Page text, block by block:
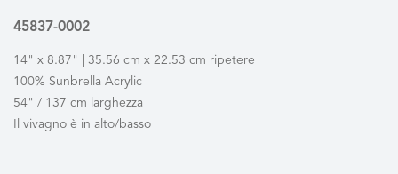
45837-0002
14" x 8.87" | 35.56 cm x 22.53 cm ripetere
100% Sunbrella Acrylic
54" / 137 cm larghezza
Il vivagno è in alto/basso